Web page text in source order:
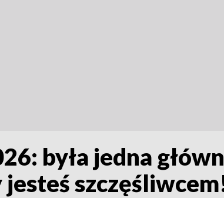
była jedna
jesteś